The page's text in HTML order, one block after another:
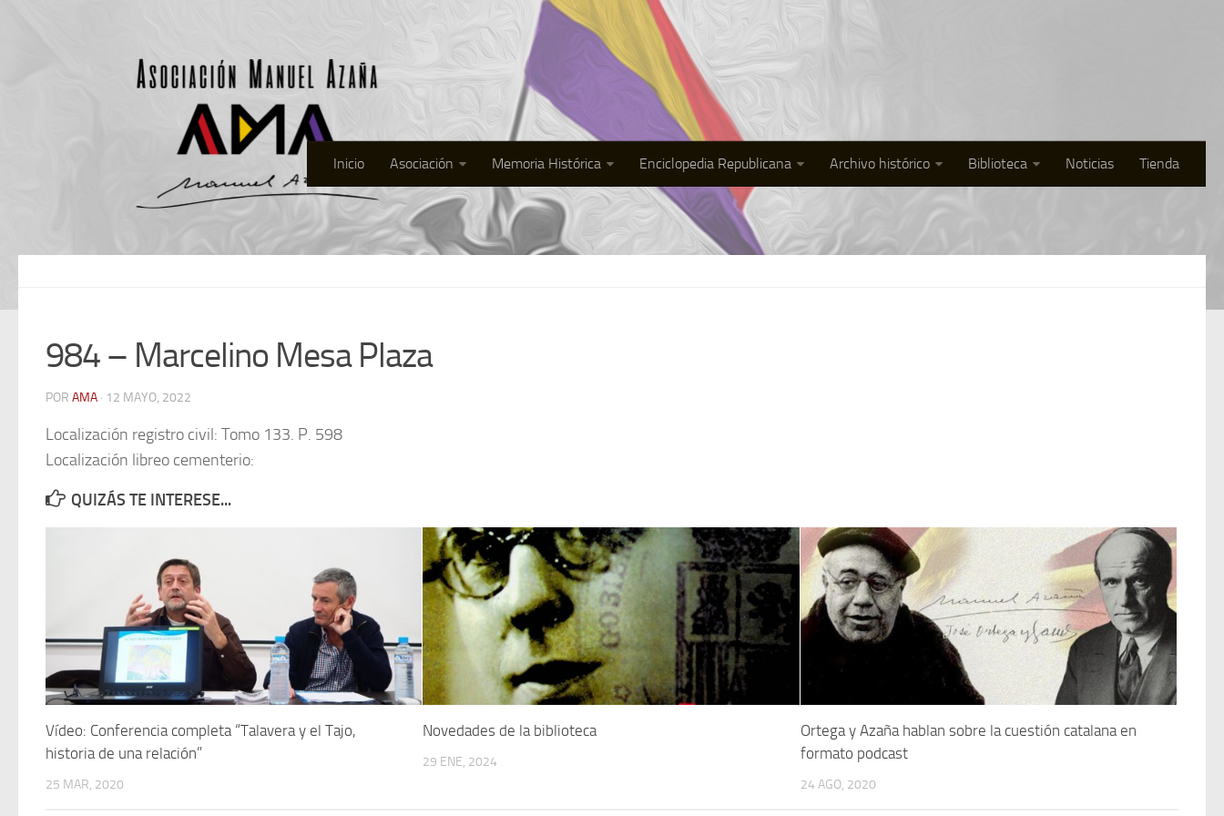
Inicio Asociación Memoria Histórica Enciclopedia Republicana Archivo histórico Biblioteca Noticias Tienda
984 – Marcelino Mesa Plaza
POR AMA · 12 MAYO, 2022
Localización registro civil: Tomo 133. P. 598
Localización libreo cementerio:
QUIZÁS TE INTERESE...
Vídeo: Conferencia completa “Talavera y el Tajo,
historia de una relación”
25 MAR, 2020
Novedades de la biblioteca
29 ENE, 2024
Ortega y Azaña hablan sobre la cuestión catalana en
formato podcast
24 AGO, 2020